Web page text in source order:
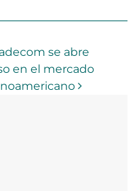
se abre
en el mercado